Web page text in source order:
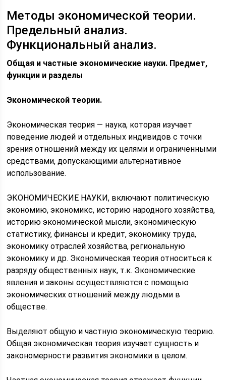
Методы экономической теории.
Предельный анализ.
Функциональный анализ.
Общая и частные экономические науки. Предмет,
функции и разделы
Экономической теории.
Экономическая теория — наука, которая изучает
поведение людей и отдельных индивидов с точки
зрения отношений между их целями и ограниченными
средствами, допускающими альтернативное
использование.
ЭКОНОМИЧЕСКИЕ НАУКИ, включают политическую
экономию, экономикс, историю народного хозяйства,
историю экономической мысли, экономическую
статистику, финансы и кредит, экономику труда,
экономику отраслей хозяйства, региональную
экономику и др. Экономическая теория относиться к
разряду общественных наук, т.к. Экономические
явления и законы осуществляются с помощью
экономических отношений между людьми в
обществе.
Выделяют общую и частную экономическую теорию.
Общая экономическая теория изучает сущность и
закономерности развития экономики в целом.